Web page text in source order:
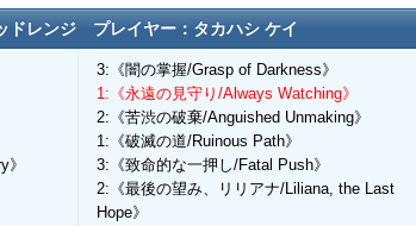
ドレンジ プレイヤー：タカハシ ケイ
3:《闇の掌握/Grasp of Darkness》
1:《永遠の見守り/Always Watching》
2:《苦渋の破棄/Anguished Unmaking》
1:《破滅の道/Ruinous Path》
3:《致命的な一押し/Fatal Push》
2:《最後の望み、リリアナ/Liliana, the Last
Hope》